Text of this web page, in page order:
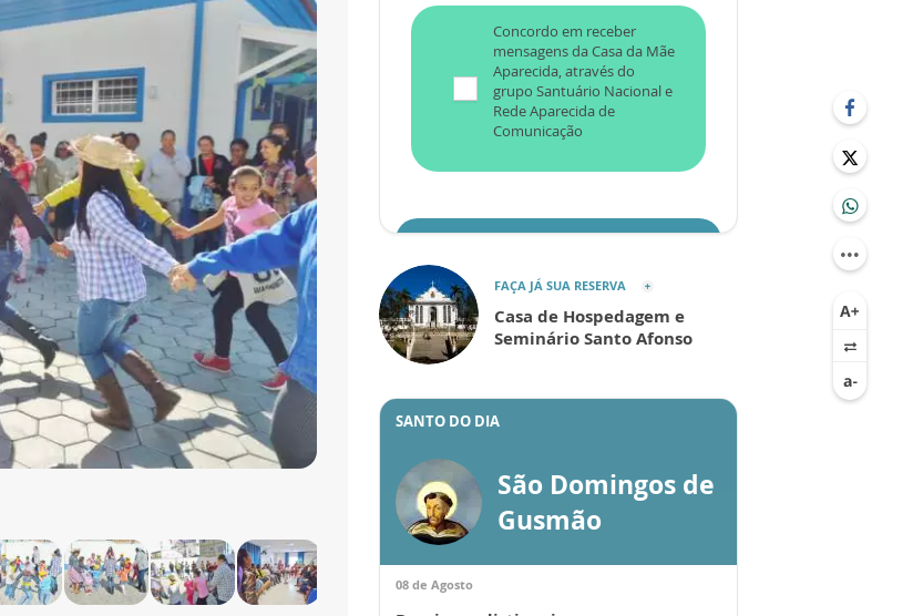
Concordo em receber
mensagens da Casa da Mãe
Aparecida, através do
grupo Santuário Nacional e
Rede Aparecida de
Comunicação
ENVIAR
FAÇA JÁ SUA RESERVA
Casa de Hospedagem e
Seminário Santo Afonso
SANTO DO DIA
São Domingos de
Gusmão
08 de Agosto